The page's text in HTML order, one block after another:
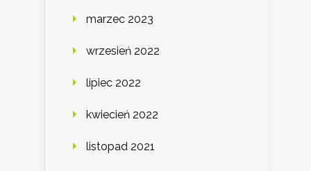
marzec 2023
wrzesień 2022
lipiec 2022
kwiecień 2022
listopad 2021